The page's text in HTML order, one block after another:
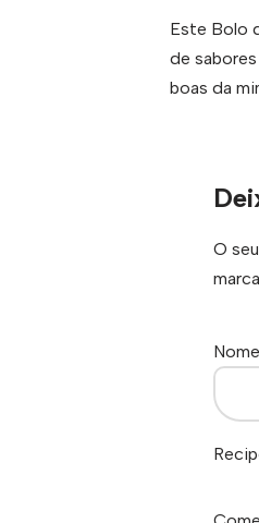
Este Bolo
de
boas da
O